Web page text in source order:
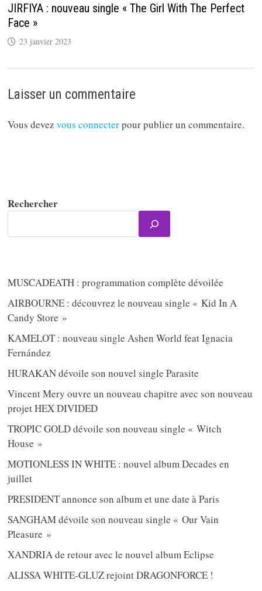
JIRFIYA : nouveau single « The Girl With The Perfect
Face »
23 janvier 2023
Laisser un commentaire
Vous devezvous connecterpour publier un commentaire.
Rechercher
MUSCADEATH : programmation complète dévoilée
AIRBOURNE : découvrez le nouveau single « Kid In A
Candy Store »
KAMELOT : nouveau single Ashen World feat Ignacia
Fernández
HURAKAN dévoile son nouvel single Parasite
Vincent Mery ouvre un nouveau chapitre avec son nouveau
projet HEX DIVIDED
TROPIC GOLD dévoile son nouveau single « Witch
House »
MOTIONLESS IN WHITE : nouvel album Decades en
juillet
PRESIDENT annonce son album et une date à Paris
SANGHAM dévoile son nouveau single « Our Vain
Pleasure »
XANDRIA de retour avec le nouvel album Eclipse
ALISSA WHITE-GLUZ rejoint DRAGONFORCE !